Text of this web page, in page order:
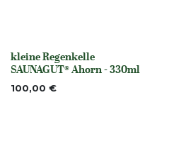
None
kleine Regenkelle
SAUNAGUT® Ahorn - 330ml
100,00 €